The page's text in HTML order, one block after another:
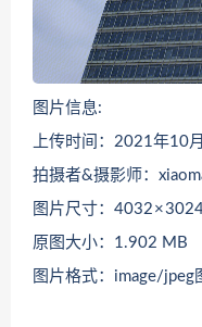
图片信息:
上传时间：2021年10
拍摄者&摄影师：
图片尺寸：4032 ×
原图大小：1.902 MB
图片格式：image/jpeg